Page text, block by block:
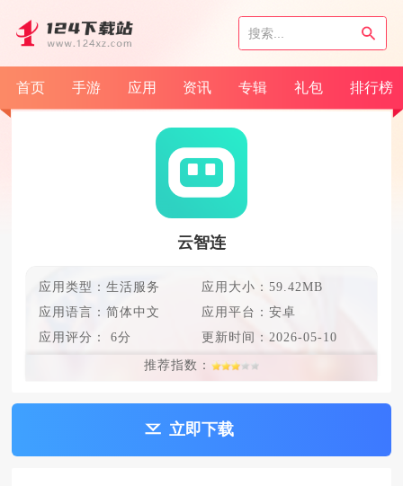
首页 手游 应用 资讯 专辑 礼包 排行榜
云智连
应用类型：生活服务
应用大小：59.42MB
应用语言： 简体中文
应用平台：安卓
应用评分： 6分 更新时间： 2026-05-10
推荐指数：
立即下载